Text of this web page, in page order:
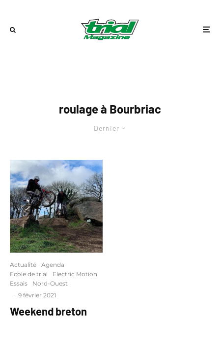
roulage à Bourbriac
Dernier
Actualité
Agenda
Ecole de trial
Electric Motion
Essais
Nord-Ouest
· 9 février 2021
Weekend breton